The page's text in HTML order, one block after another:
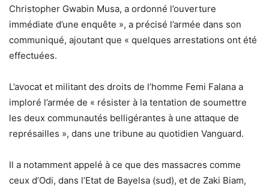
Christopher Gwabin Musa, a ordonné l’ouverture
immédiate d’une enquête », a précisé l’armée dans son
communiqué, ajoutant que « quelques arrestations ont été
effectuées.
L’avocat et militant des droits de l’homme Femi Falana a
imploré l’armée de « résister à la tentation de soumettre
les deux communautés belligérantes à une attaque de
représailles », dans une tribune au quotidien Vanguard.
Il a notamment appelé à ce que des massacres comme
ceux d’Odi, dans l’Etat de Bayelsa (sud), et de Zaki Biam,